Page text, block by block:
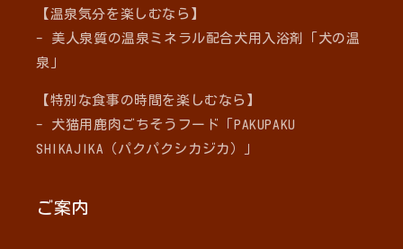
【温泉気分を楽しむなら】
- 美人泉質の温泉ミネラル配合犬用入浴剤「犬の温
泉」
【特別な食事の時間を楽しむなら】
- 犬猫用鹿肉ごちそうフード「PAKUPAKU
SHIKAJIKA（パクパクシカジカ）」
ご案内